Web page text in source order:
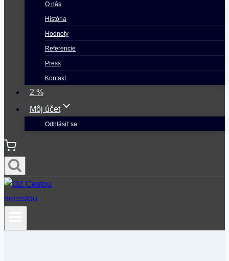
O nás
História
Hodnoty
Referencie
Press
Kontakt
2 %
Môj účet
Odhlásiť sa